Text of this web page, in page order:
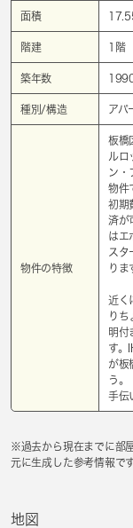
面積
階建 1階
築年数
種別/構造 アパ
物件の特徴
板橋
ルロ
ン・
物件
初期
済が
はエ
スタ
りま
近く
りち
明付
す。
が板
う。
手伝
※過去から現在までに部
元に生成した参考情報です
地図